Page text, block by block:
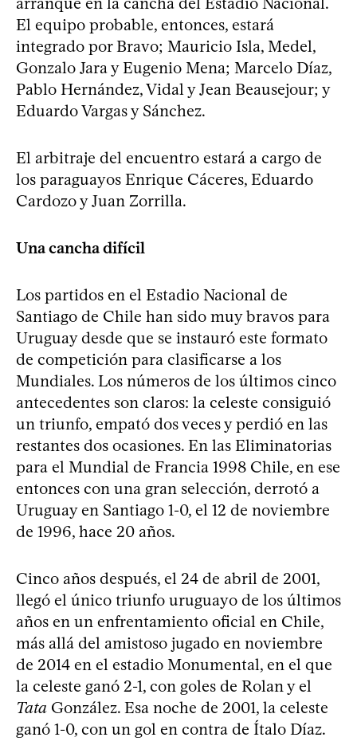
El equipo probable, entonces, estará
integrado por Bravo; Mauricio Isla, Medel,
Gonzalo Jara y Eugenio Mena; Marcelo Díaz,
Pablo Hernández, Vidal y Jean Beausejour; y
Eduardo Vargas y Sánchez.
El arbitraje del encuentro estará a cargo de
los paraguayos Enrique Cáceres, Eduardo
Cardozo y Juan Zorrilla.
Una cancha difícil
Los partidos en el Estadio Nacional de
Santiago de Chile han sido muy bravos para
Uruguay desde que se instauró este formato
de competición para clasificarse a los
Mundiales. Los números de los últimos cinco
antecedentes son claros: la celeste consiguió
un triunfo, empató dos veces y perdió en las
restantes dos ocasiones. En las Eliminatorias
para el Mundial de Francia 1998 Chile, en ese
entonces con una gran selección, derrotó a
Uruguay en Santiago 1-0, el 12 de noviembre
de 1996, hace 20 años.
Cinco años después, el 24 de abril de 2001,
llegó el único triunfo uruguayo de los últimos
años en un enfrentamiento oficial en Chile,
más allá del amistoso jugado en noviembre
de 2014 en el estadio Monumental, en el que
la celeste ganó 2-1, con goles de Rolan y el
Tata González. Esa noche de 2001, la celeste
ganó 1-0, con un gol en contra de Ítalo Díaz.